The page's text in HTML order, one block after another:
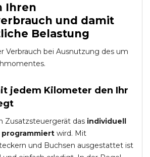
Ihren
und damit
Belastung
Verbrauch bei Ausnutzung des um
jedem Kilometer den Ihr
Zusatzsteuergerät das individuell
wird. Mit
und Buchsen ausgestattet ist